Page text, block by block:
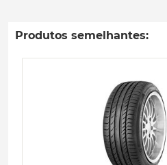
Produtos semelhantes: